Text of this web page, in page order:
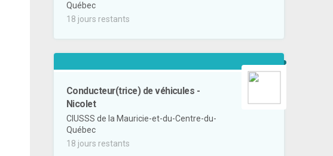
Québec
18 jours restants
Conducteur(trice) de véhicules -
Nicolet
CIUSSS de la Mauricie-et-du-Centre-du-
Québec
18 jours restants